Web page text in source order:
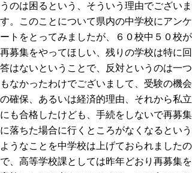
うのは困るという、そういう理由でございま
す。このことについて県内の中学校にアンケ
ートをとってみましたが、６０校中５０校が
再募集をやってほしい、残りの学校は特に回
答はないということで、反対というのは一つ
もなかったわけでございまして、受験の機会
の確保、あるいは経済的理由、それから私立
にも合格したけども、手続をしないで再募集
に落ちた場合に行くところがなくなるという
ようなことを中学校は上げておられましたの
で、高等学校課としては昨年どおり再募集を